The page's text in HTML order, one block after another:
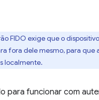
FIDO exige que o
fora dele mesmo, para que
localmente.
para funcionar com